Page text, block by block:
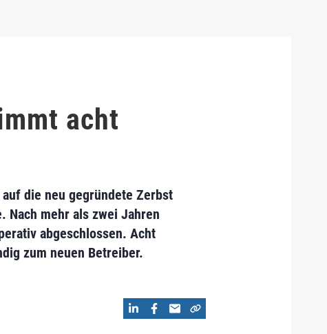
acht
die neu gegründete Zerbst
Nach mehr als zwei Jahren
abgeschlossen. Acht
zum neuen Betreiber.